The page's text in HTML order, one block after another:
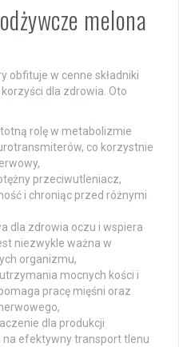
melona
obfituje w cenne składniki
dla zdrowia. Oto
rolę w metabolizmie
co korzystnie
przeciwutleniacz,
i chroniąc przed różnymi
dla zdrowia oczu i wspiera
niezwykle ważna w
organizmu,
mocnych kości i
pracę mięśni oraz
dla produkcji
na efektywny transport tlenu